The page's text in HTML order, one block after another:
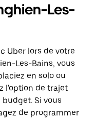
Les-
Uber lors de votre
Les-Bains, vous
en solo ou
l'option de trajet
Si vous
de programmer